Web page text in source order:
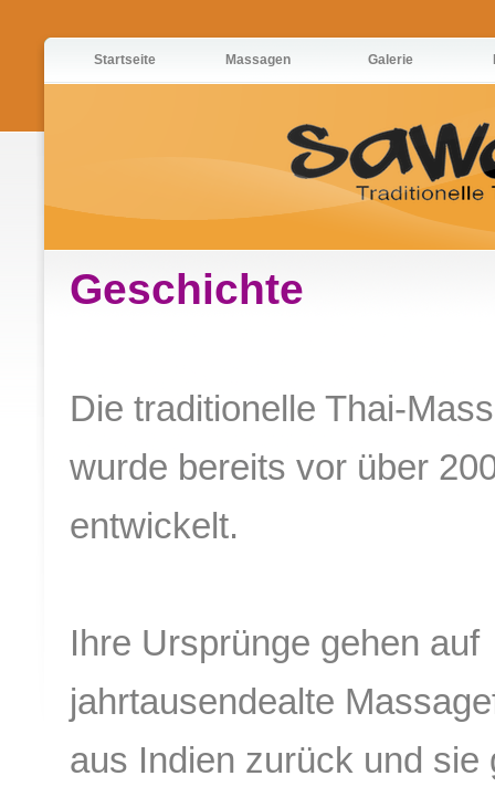
Startseite Massagen Galerie
Geschichte
Die traditionelle Thai-
wurde bereits vor über
entwickelt.
Ihre Ursprünge gehen auf
jahrtausendealte
aus Indien zurück und sie